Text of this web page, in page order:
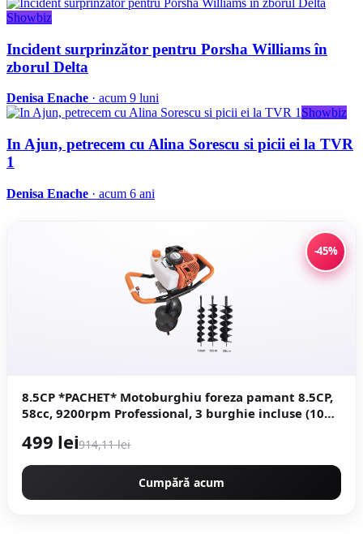
Showbiz
Incident surprinzător pentru Porsha Williams în
zborul Delta
Denisa Enache · acum 9 luni
Showbiz
In Ajun, petrecem cu Alina Sorescu si picii ei la TVR
1
Denisa Enache · acum 6 ani
-45%
8.5CP *PACHET* Motoburghiu foreza pamant 8.5CP,
58cc, 9200rpm Professional, 3 burghie incluse (100,
499 lei914,11 lei
Cumpără acum